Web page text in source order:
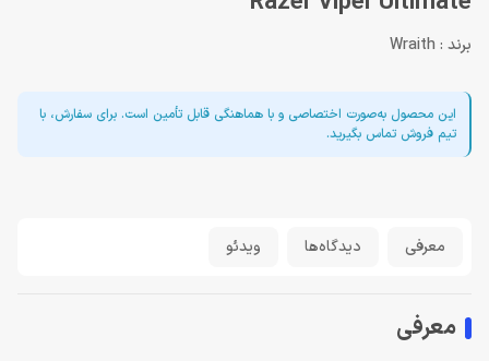
برند : Wraith
این محصول به‌صورت اختصاصی و با هماهنگی قابل تأمین است. برای سفارش، با
تیم فروش تماس بگیرید.
معرفی دیدگاه‌ها ویدئو
معرفی